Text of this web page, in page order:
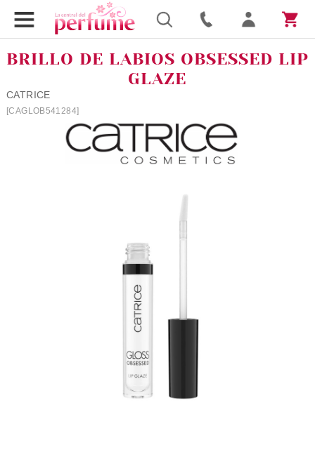
BRILLO DE LABIOS OBSESSED LIP
GLAZE
CATRICE
[CAGLOB541284]